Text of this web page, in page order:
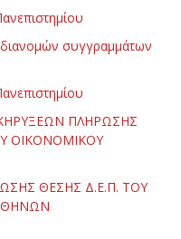
συγγραμμάτων
ΠΛΗΡΩΣΗΣ
ΟΙΚΟΝΟΜΙΚΟΥ
ΘΕΣΗΣ Δ.Ε.Π. ΤΟΥ